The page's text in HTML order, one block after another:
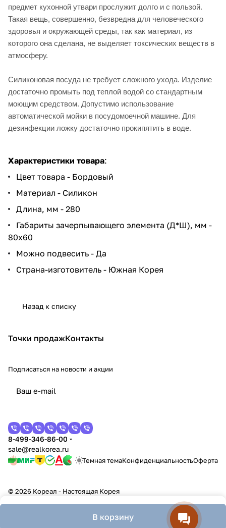
предмет кухонной утвари прослужит долго и с пользой.
Такая вещь, совершенно, безвредна для человеческого
здоровья и окружающей среды, так как материал, из
которого она сделана, не выделяет токсических веществ в
атмосферу.
Силиконовая посуда не требует сложного ухода. Изделие
достаточно промыть под теплой водой со стандартным
моющим средством. Допустимо использование
автоматической мойки в посудомоечной машине. Для
дезинфекции ложку достаточно прокипятить в воде.
Характеристики товара:
Цвет товара - Бордовый
Материал - Силикон
Длина, мм - 280
Габариты зачерпывающего элемента (Д*Ш), мм -
80x60
Можно подвесить - Да
Страна-изготовитель - Южная Корея
Назад к списку
В корзину
Точки продажКонтакты
Подписаться на новости и акции
8-499-346-86-00
sale@realkorea.ru
Темная темаКонфиденциальностьОферта
© 2026 Кореал - Настоящая Корея